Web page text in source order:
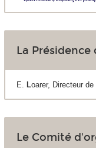
La
E. Loarer, Directeur de
Le Comité